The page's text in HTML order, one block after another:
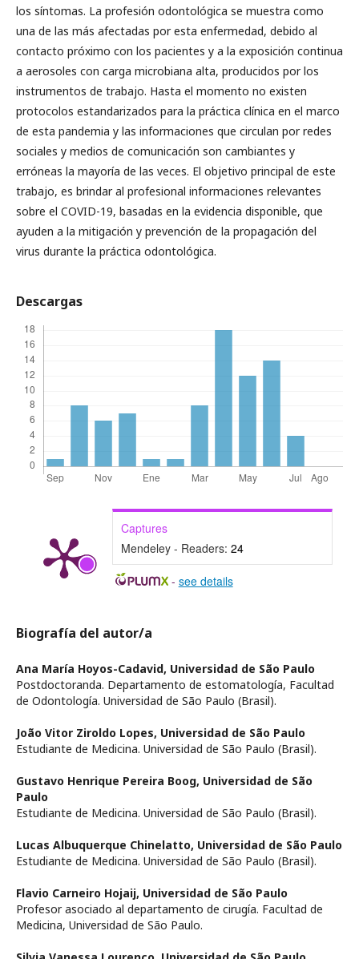
los síntomas. La profesión odontológica se muestra como
una de las más afectadas por esta enfermedad, debido al
contacto próximo con los pacientes y a la exposición continua
a aerosoles con carga microbiana alta, producidos por los
instrumentos de trabajo. Hasta el momento no existen
protocolos estandarizados para la práctica clínica en el marco
de esta pandemia y las informaciones que circulan por redes
sociales y medios de comunicación son cambiantes y
erróneas la mayoría de las veces. El objetivo principal de este
trabajo, es brindar al profesional informaciones relevantes
sobre el COVID-19, basadas en la evidencia disponible, que
ayuden a la mitigación y prevención de la propagación del
virus durante la práctica odontológica.
Descargas
Captures
Mendeley - Readers: 24
- see details
Biografía del autor/a
Ana María Hoyos-Cadavid, Universidad de São Paulo
Postdoctoranda. Departamento de estomatología, Facultad
de Odontología. Universidad de São Paulo (Brasil).
João Vitor Ziroldo Lopes, Universidad de São Paulo
Estudiante de Medicina. Universidad de São Paulo (Brasil).
Gustavo Henrique Pereira Boog, Universidad de São
Paulo
Estudiante de Medicina. Universidad de São Paulo (Brasil).
Lucas Albuquerque Chinelatto, Universidad de São Paulo
Estudiante de Medicina. Universidad de São Paulo (Brasil).
Flavio Carneiro Hojaij, Universidad de São Paulo
Profesor asociado al departamento de cirugía. Facultad de
Medicina, Universidad de São Paulo.